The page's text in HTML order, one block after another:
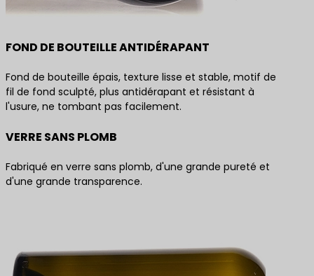
FOND DE BOUTEILLE ANTIDÉRAPANT
Fond de bouteille épais, texture lisse et stable, motif de
fil de fond sculpté, plus antidérapant et résistant à
l'usure, ne tombant pas facilement.
VERRE SANS PLOMB
Fabriqué en verre sans plomb, d'une grande pureté et
d'une grande transparence.